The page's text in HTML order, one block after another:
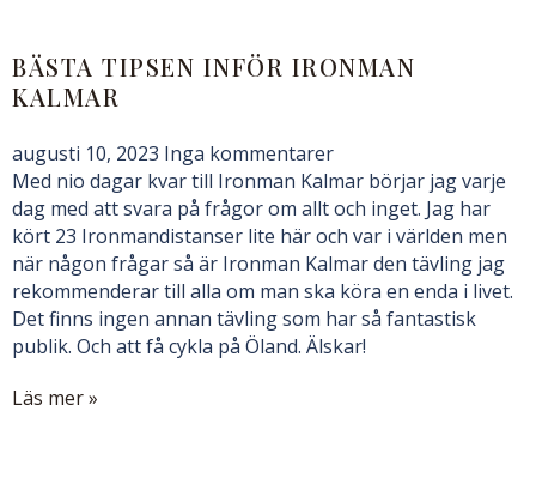
BÄSTA TIPSEN INFÖR IRONMAN
KALMAR
augusti 10, 2023 Inga kommentarer
Med nio dagar kvar till Ironman Kalmar börjar jag varje
dag med att svara på frågor om allt och inget. Jag har
kört 23 Ironmandistanser lite här och var i världen men
när någon frågar så är Ironman Kalmar den tävling jag
rekommenderar till alla om man ska köra en enda i livet.
Det finns ingen annan tävling som har så fantastisk
publik. Och att få cykla på Öland. Älskar!
Läs mer »